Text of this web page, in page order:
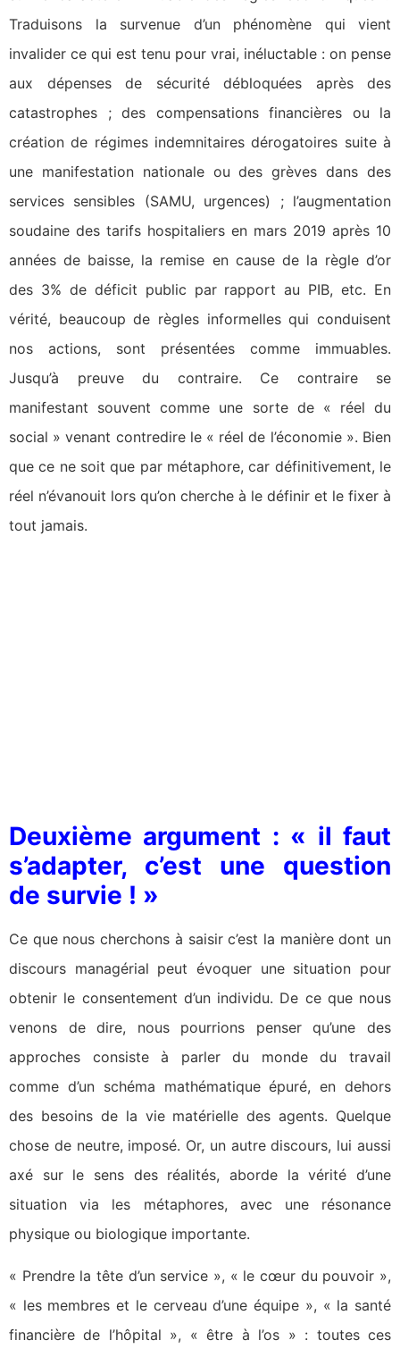
Traduisons la survenue d’un phénomène qui vient
invalider ce qui est tenu pour vrai, inéluctable : on pense
aux dépenses de sécurité débloquées après des
catastrophes ; des compensations financières ou la
création de régimes indemnitaires dérogatoires suite à
une manifestation nationale ou des grèves dans des
services sensibles (SAMU, urgences) ; l’augmentation
soudaine des tarifs hospitaliers en mars 2019 après 10
années de baisse, la remise en cause de la règle d’or
des 3% de déficit public par rapport au PIB, etc. En
vérité, beaucoup de règles informelles qui conduisent
nos actions, sont présentées comme immuables.
Jusqu’à preuve du contraire. Ce contraire se
manifestant souvent comme une sorte de « réel du
social » venant contredire le « réel de l’économie ». Bien
que ce ne soit que par métaphore, car définitivement, le
réel n’évanouit lors qu’on cherche à le définir et le fixer à
tout jamais.
Deuxième argument : « il faut
s’adapter, c’est une question
de survie ! »
Ce que nous cherchons à saisir c’est la manière dont un
discours managérial peut évoquer une situation pour
obtenir le consentement d’un individu. De ce que nous
venons de dire, nous pourrions penser qu’une des
approches consiste à parler du monde du travail
comme d’un schéma mathématique épuré, en dehors
des besoins de la vie matérielle des agents. Quelque
chose de neutre, imposé. Or, un autre discours, lui aussi
axé sur le sens des réalités, aborde la vérité d’une
situation via les métaphores, avec une résonance
physique ou biologique importante.
« Prendre la tête d’un service », « le cœur du pouvoir »,
« les membres et le cerveau d’une équipe », « la santé
financière de l’hôpital », « être à l’os » : toutes ces